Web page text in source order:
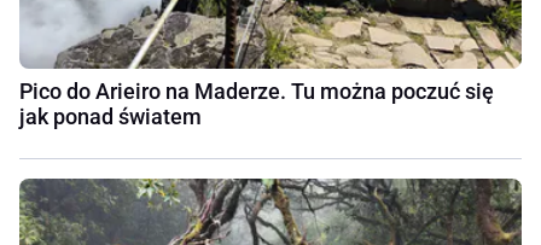
Pico do Arieiro na Maderze. Tu można poczuć się
jak ponad światem